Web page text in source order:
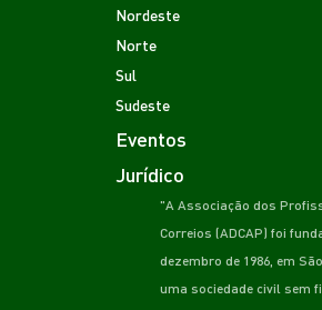
Nordeste
Norte
Sul
Sudeste
Eventos
Jurídico
"A Associação dos
Correios (ADCAP) foi
dezembro de 1986, em
uma sociedade civil sem